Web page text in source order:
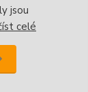
jsou
celé